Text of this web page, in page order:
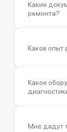
Какие
ремонта?
Каков опыт
Какое
Мне дадут